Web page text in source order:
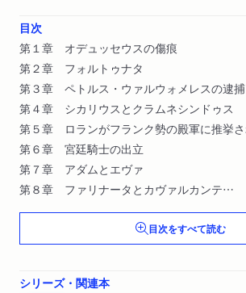
目次
第１章 オデュッセウスの傷痕
第２章 フォルトゥナタ
第３章 ペトルス・ウァルウォメレスの逮捕
第４章 シカリウスとクラムネシンドゥス
第５章 ロランがフランク勢の殿軍に推挙
第６章 宮廷騎士の出立
第７章 アダムとエヴァ
第８章 ファリナータとカヴァルカンテ
第９章 修道士アルベルト
第１０章 シャステルの奥方目次をすべて読む
シリーズ・関連本